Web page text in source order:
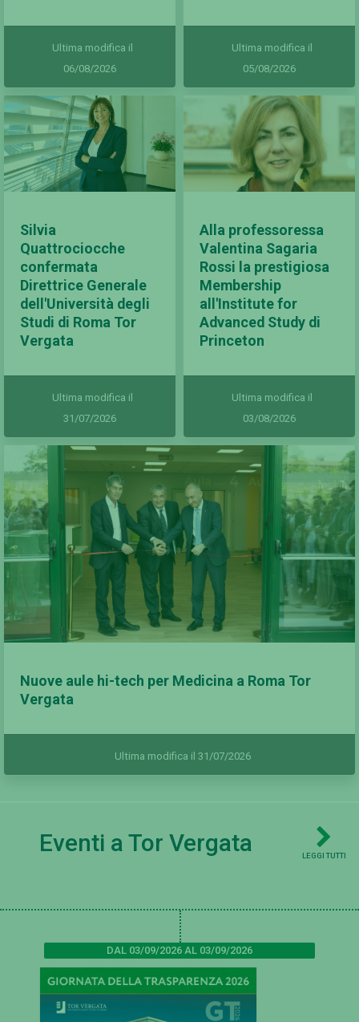
Ultima modifica il
06/08/2026
Ultima modifica il
05/08/2026
Silvia
Quattrociocche
confermata
Direttrice Generale
dell'Università degli
Studi di Roma Tor
Vergata
Ultima modifica il
31/07/2026
Alla professoressa
Valentina Sagaria
Rossi la prestigiosa
Membership
all'Institute for
Advanced Study di
Princeton
Ultima modifica il
03/08/2026
Nuove aule hi-tech per Medicina a Roma Tor
Vergata
Ultima modifica il 31/07/2026
Eventi a Tor Vergata LEGGI TUTTI
DAL 03/09/2026 AL 03/09/2026